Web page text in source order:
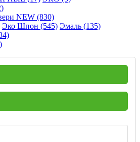
NEW (830)
Эко Шпон (545) Эмаль (135)